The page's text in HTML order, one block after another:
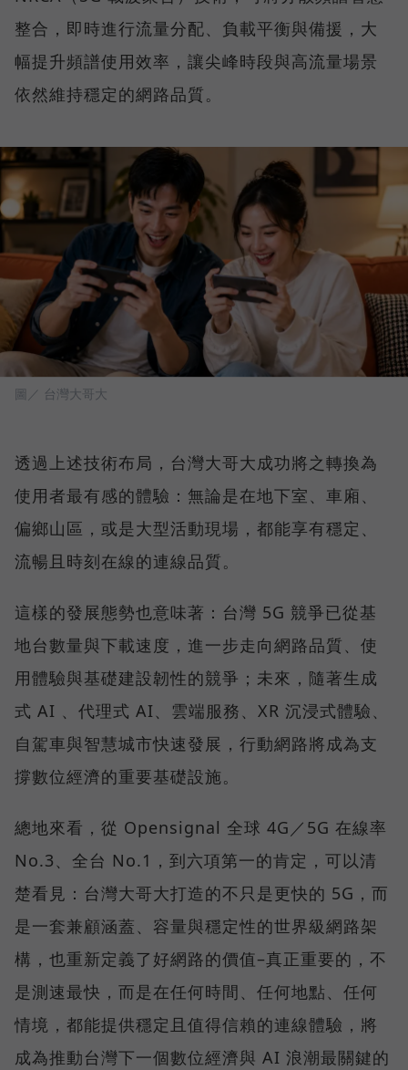
整合，即時進行流量分配、負載平衡與備援，大
幅提升頻譜使用效率，讓尖峰時段與高流量場景
依然維持穩定的網路品質。
圖／ 台灣大哥大
透過上述技術布局，台灣大哥大成功將之轉換為
使用者最有感的體驗：無論是在地下室、車廂、
偏鄉山區，或是大型活動現場，都能享有穩定、
流暢且時刻在線的連線品質。
這樣的發展態勢也意味著：台灣 5G 競爭已從基
地台數量與下載速度，進一步走向網路品質、使
用體驗與基礎建設韌性的競爭；未來，隨著生成
式 AI 、代理式 AI、雲端服務、XR 沉浸式體驗、
自駕車與智慧城市快速發展，行動網路將成為支
撐數位經濟的重要基礎設施。
總地來看，從 Opensignal 全球 4G／5G 在線率
No.3、全台 No.1，到六項第一的肯定，可以清
楚看見：台灣大哥大打造的不只是更快的 5G，而
是一套兼顧涵蓋、容量與穩定性的世界級網路架
構，也重新定義了好網路的價值–真正重要的，不
是測速最快，而是在任何時間、任何地點、任何
情境，都能提供穩定且值得信賴的連線體驗，將
成為推動台灣下一個數位經濟與 AI 浪潮最關鍵的